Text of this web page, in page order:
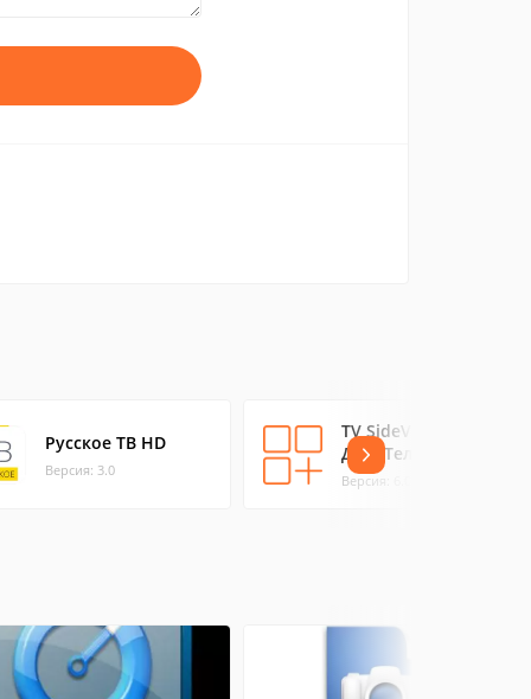
Русское ТВ HD
Версия: 3.0
TV SideView: Пульт
ДУ и Телегид Sony
Версия: 6.0.1